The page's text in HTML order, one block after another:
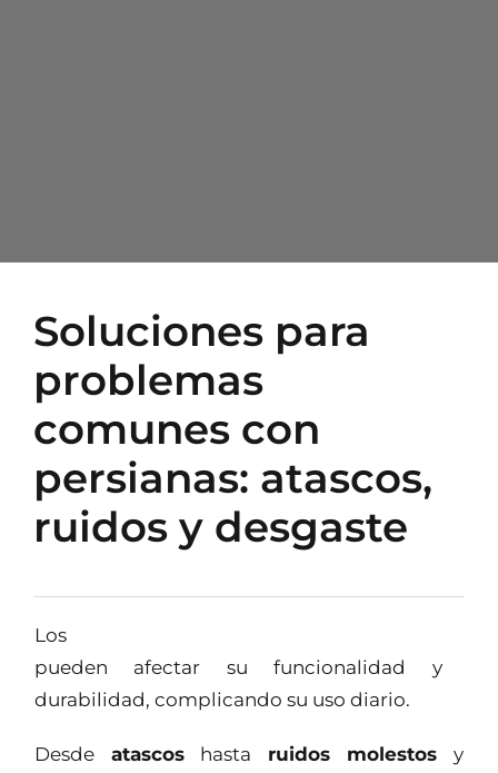
Soluciones para
problemas
comunes con
persianas: atascos,
ruidos y desgaste
Los
pueden afectar su funcionalidad y
durabilidad, complicando su uso diario.
Desde atascoshasta ruidos molestos y